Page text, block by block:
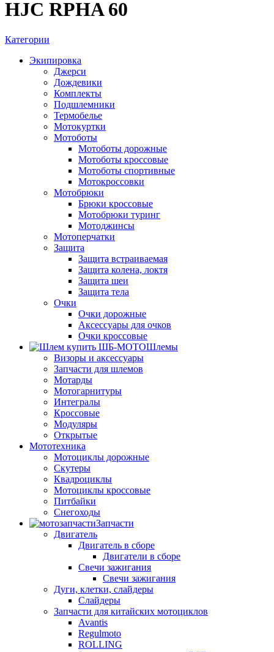
HJC RPHA 60
Категории
Экипировка
Джерси
Дождевики
Комплекты
Подшлемники
Термобелье
Мотокуртки
Мотоботы
Мотоботы дорожные
Мотоботы кроссовые
Мотоботы спортивные
Мотокроссовки
Мотобрюки
Брюки кроссовые
Мотобрюки туринг
Мотоджинсы
Мотоперчатки
Защита
Защита встраиваемая
Защита колена, локтя
Защита шеи
Защита тела
Очки
Очки дорожные
Аксессуары для очков
Очки кроссовые
Шлемы
Визоры и аксессуары
Запчасти для шлемов
Мотарды
Мотогарнитуры
Интегралы
Кроссовые
Модуляры
Открытые
Мототехника
Мотоциклы дорожные
Скутеры
Квадроциклы
Мотоциклы кроссовые
Питбайки
Снегоходы
Запчасти
Двигатель
Двигатель в сборе
Двигатели в сборе
Свечи зажигания
Свечи зажигания
Дуги, клетки, слайдеры
Слайдеры
Запчасти для китайских мотоциклов
Avantis
Regulmoto
ROLLING